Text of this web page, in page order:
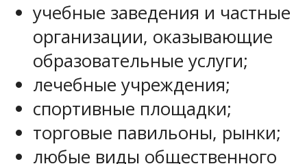
учебные заведения и частные
организации, оказывающие
образовательные услуги;
лечебные учреждения;
спортивные площадки;
торговые павильоны, рынки;
любые виды общественного